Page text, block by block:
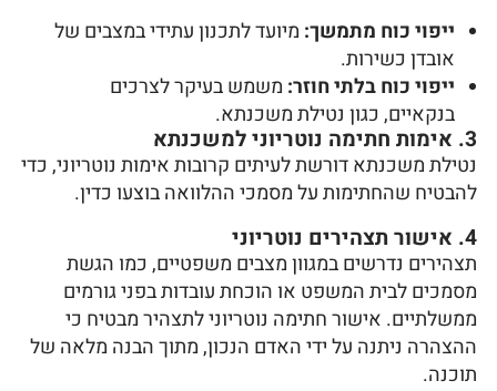
ייפוי כוח מתמשך: מיועד לתכנון עתידי במצבים של
אובדן כשירות.
ייפוי כוח בלתי חוזר: משמש בעיקר לצרכים
בנקאיים, כגון נטילת משכנתא.
3. אימות חתימה נוטריוני למשכנתא
נטילת משכנתא דורשת לעיתים קרובות אימות נוטריוני, כדי
להבטיח שהחתימות על מסמכי ההלוואה בוצעו כדין.
4. אישור תצהירים נוטריוני
תצהירים נדרשים במגוון מצבים משפטיים, כמו הגשת
מסמכים לבית המשפט או הוכחת עובדות בפני גורמים
ממשלתיים. אישור חתימה נוטריוני לתצהיר מבטיח כי
ההצהרה ניתנה על ידי האדם הנכון, מתוך הבנה מלאה של
תוכנה.